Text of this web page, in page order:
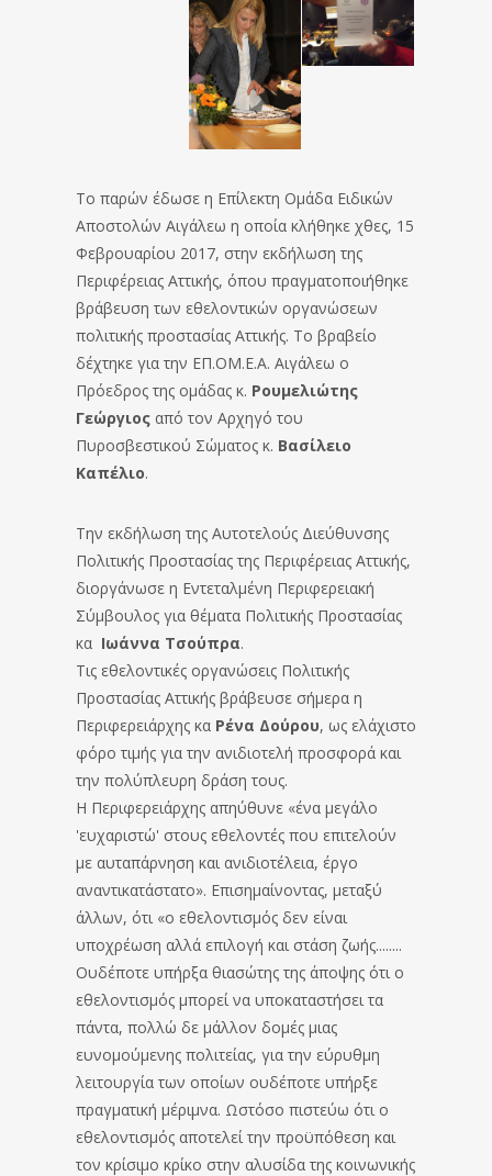
Το παρών έδωσε η Επίλεκτη Ομάδα Ειδικών
Αποστολών Αιγάλεω η οποία κλήθηκε χθες, 15
Φεβρουαρίου 2017, στην εκδήλωση της
Περιφέρειας Αττικής, όπου πραγματοποιήθηκε
βράβευση των εθελοντικών οργανώσεων
πολιτικής προστασίας Αττικής. Το βραβείο
δέχτηκε για την ΕΠ.ΟΜ.Ε.Α. Αιγάλεω ο
Πρόεδρος της ομάδας κ. Ρουμελιώτης
Γεώργιος από τον Αρχηγό του
Πυροσβεστικού Σώματος κ. Βασίλειο
Καπέλιο.
Την εκδήλωση της Αυτοτελούς Διεύθυνσης
Πολιτικής Προστασίας της Περιφέρειας Αττικής,
διοργάνωσε η Εντεταλμένη Περιφερειακή
Σύμβουλος για θέματα Πολιτικής Προστασίας
κα Ιωάννα Τσούπρα.
Τις εθελοντικές οργανώσεις Πολιτικής
Προστασίας Αττικής βράβευσε σήμερα η
Περιφερειάρχης κα Ρένα Δούρου, ως ελάχιστο
φόρο τιμής για την ανιδιοτελή προσφορά και
την πολύπλευρη δράση τους.
Η Περιφερειάρχης απηύθυνε «ένα μεγάλο
'ευχαριστώ' στους εθελοντές που επιτελούν
με αυταπάρνηση και ανιδιοτέλεια, έργο
αναντικατάστατο». Επισημαίνοντας, μεταξύ
άλλων, ότι «ο εθελοντισμός δεν είναι
υποχρέωση αλλά επιλογή και στάση ζωής........
Ουδέποτε υπήρξα θιασώτης της άποψης ότι ο
εθελοντισμός μπορεί να υποκαταστήσει τα
πάντα, πολλώ δε μάλλον δομές μιας
ευνομούμενης πολιτείας, για την εύρυθμη
λειτουργία των οποίων ουδέποτε υπήρξε
πραγματική μέριμνα. Ωστόσο πιστεύω ότι ο
εθελοντισμός αποτελεί την προϋπόθεση και
τον κρίσιμο κρίκο στην αλυσίδα της κοινωνικής